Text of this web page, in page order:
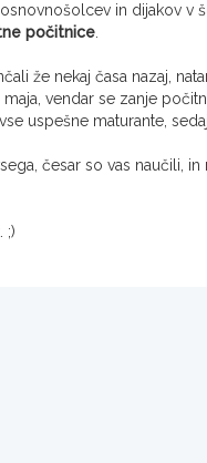
in dijakov
počitnice.
že nekaj časa nazaj,
vendar se zanje
uspešne maturante,
česar so vas naučili,
;)